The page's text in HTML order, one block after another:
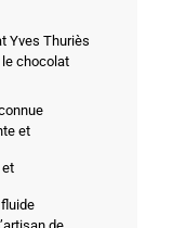
Yves Thuriès
chocolat
et
et